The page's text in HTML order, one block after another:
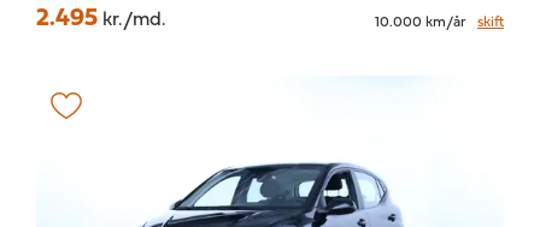
2.495 kr./md. 10.000 km/år skift